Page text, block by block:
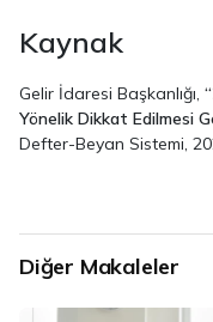
Kaynak
Gelir İdaresi Başkanlığı,
Yönelik Dikkat Edilmesi
Defter-Beyan Sistemi,
Diğer Makaleler